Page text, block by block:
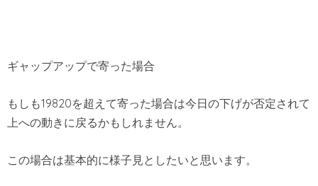
ギャップアップで寄った場合
もしも19820を超えて寄った場合は今日の下げが否定されて
上への動きに戻るかもしれません。
この場合は基本的に様子見としたいと思います。